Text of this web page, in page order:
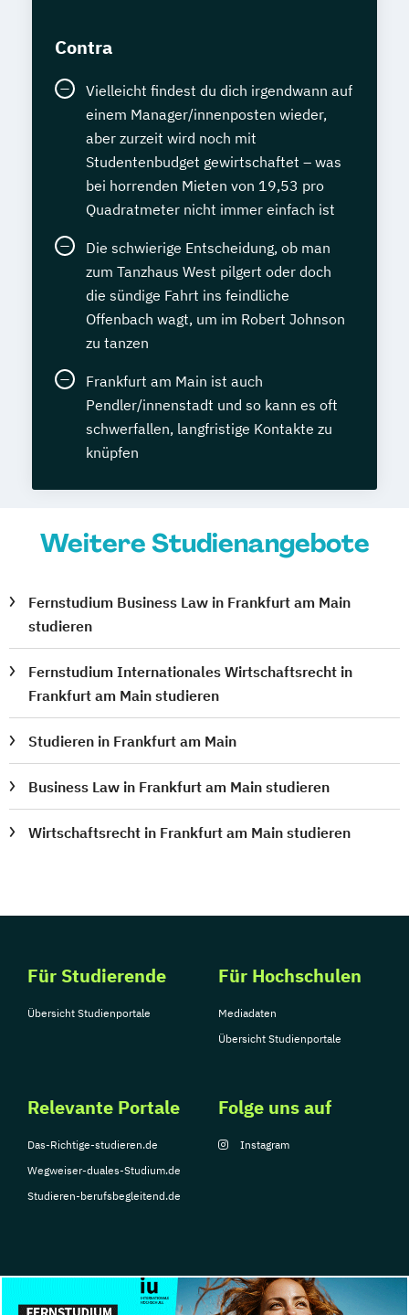
Contra
Vielleicht findest du dich irgendwann auf
einem Manager/innenposten wieder,
aber zurzeit wird noch mit
Studentenbudget gewirtschaftet – was
bei horrenden Mieten von 19,53 pro
Quadratmeter nicht immer einfach ist
Die schwierige Entscheidung, ob man
zum Tanzhaus West pilgert oder doch
die sündige Fahrt ins feindliche
Offenbach wagt, um im Robert Johnson
zu tanzen
Frankfurt am Main ist auch
Pendler/innenstadt und so kann es oft
schwerfallen, langfristige Kontakte zu
knüpfen
Weitere Studienangebote
Fernstudium Business Law in Frankfurt am Main
studieren
Fernstudium Internationales Wirtschaftsrecht in
Frankfurt am Main studieren
Studieren in Frankfurt am Main
Business Law in Frankfurt am Main studieren
Wirtschaftsrecht in Frankfurt am Main studieren
Für Studierende
Übersicht Studienportale
Für Hochschulen
Mediadaten
Übersicht Studienportale
Relevante Portale
Das-Richtige-studieren.de
Wegweiser-duales-Studium.de
Studieren-berufsbegleitend.de
Folge uns auf
Instagram